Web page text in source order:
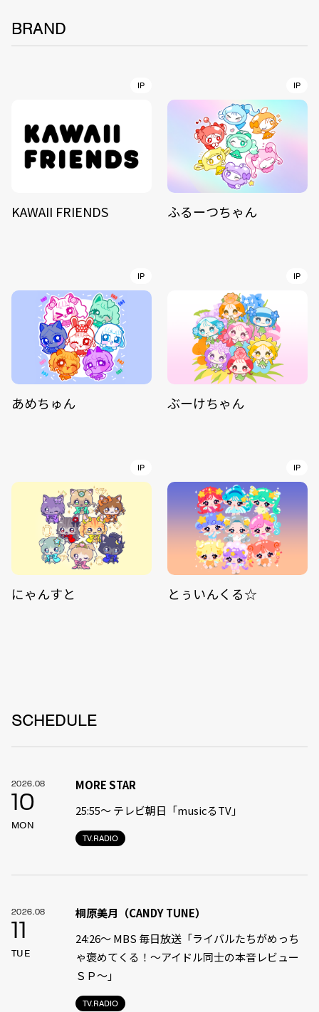
BRAND
IP
KAWAII FRIENDS
IP
ふるーつちゃん
IP
あめちゅん
IP
ぶーけちゃん
IP
にゃんすと
IP
とぅいんくる☆
SCHEDULE
2026.08
10
MON
TV.RADIO
MORE STAR
25:55〜 テレビ朝日「musicるTV」
2026.08
11
TUE
TV.RADIO
桐原美月（CANDY TUNE）
24:26〜 MBS 毎日放送「ライバルたちがめっち
ゃ褒めてくる！〜アイドル同士の本音レビュー
ＳＰ〜」